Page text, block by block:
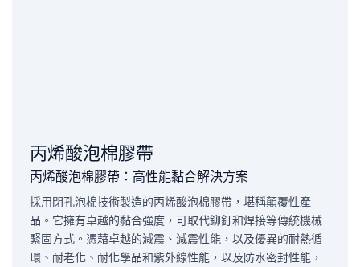
丙烯酸泡棉膠帶
丙烯酸泡棉膠帶：高性能黏合解決方案
採用閉孔泡棉技術製造的丙烯酸泡棉膠帶，堪稱顛覆性產
品。它擁有卓越的黏合強度，可取代鉚釘和焊接等傳統機械
緊固方式。憑藉卓越的減震、減震性能，以及優異的耐熱循
環、耐老化、耐化學品和紫外線性能，以及防水密封性能，